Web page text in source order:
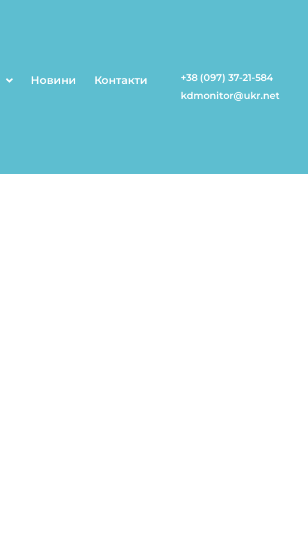
Новини
Контакти
+38 (097) 37-21-584
kdmonitor@ukr.net